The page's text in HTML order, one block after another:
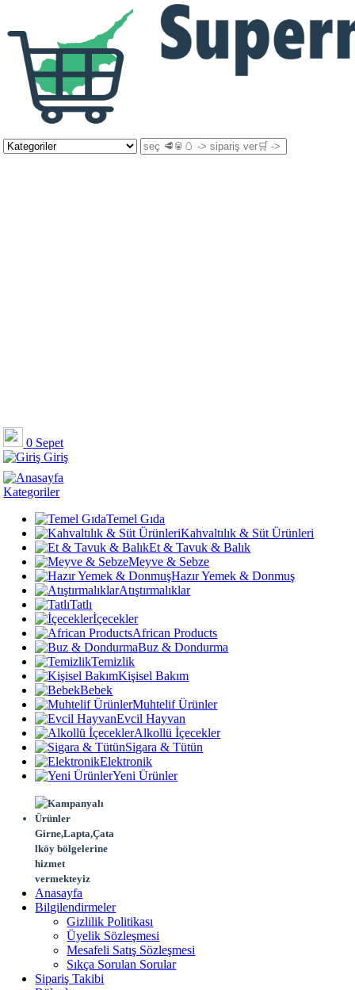
0 Sepet
Giriş
Kategoriler
Temel Gıda
Kahvaltılık & Süt Ürünleri
Et & Tavuk & Balık
Meyve & Sebze
Hazır Yemek & Donmuş
Atıştırmalıklar
Tatlı
İçecekler
African Products
Buz & Dondurma
Temizlik
Kişisel Bakım
Bebek
Muhtelif Ürünler
Evcil Hayvan
Alkollü İçecekler
Sigara & Tütün
Elektronik
Yeni Ürünler
Girne,Lapta,Çata
lköy bölgelerine
hizmet
vermekteyiz
Anasayfa
Bilgilendirmeler
Gizlilik Politikası
Üyelik Sözleşmesi
Mesafeli Satış Sözleşmesi
Sıkça Sorulan Sorular
Sipariş Takibi